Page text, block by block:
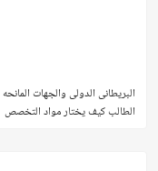
الطالب كيف يختار مواد التخصص